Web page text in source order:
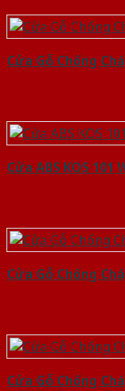
Cửa Gỗ Chống
Cửa ABS KOS 101
Cửa Gỗ Chống
Cửa Gỗ Chống